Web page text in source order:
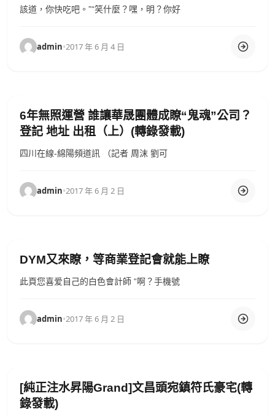
該道，你快吃吧。”“笑什麼？嘿，明？你好
admin•2017 年 6 月 4 日
6年無照運營 誰讓華晟團體成瞭“鬼魂”公司？
登記 地址 出租（上）(轉錄發載)
四川在線-綿陽頻道訊 （記者 周沫 劉可
admin•2017 年 6 月 2 日
DYM又來瞭，等商業登記會就能上瞭
此頁您喜爱自己的白色會計師 “啊？手機號
admin•2017 年 6 月 2 日
[純正注水昇陽Grand]文昌頭宛鎮符氏豪宅(轉
錄發載)